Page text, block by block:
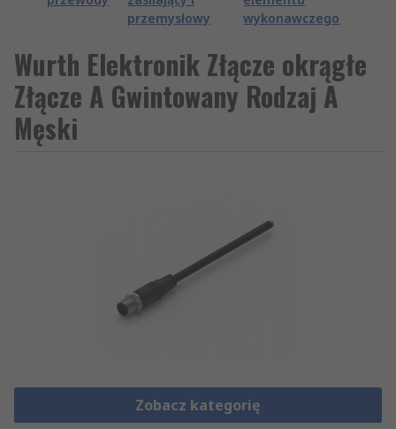
przemysłowy
wykonawczego
Wurth Elektronik Złącze okrągłe
Złącze A Gwintowany Rodzaj A
Męski
Zobacz kategorię